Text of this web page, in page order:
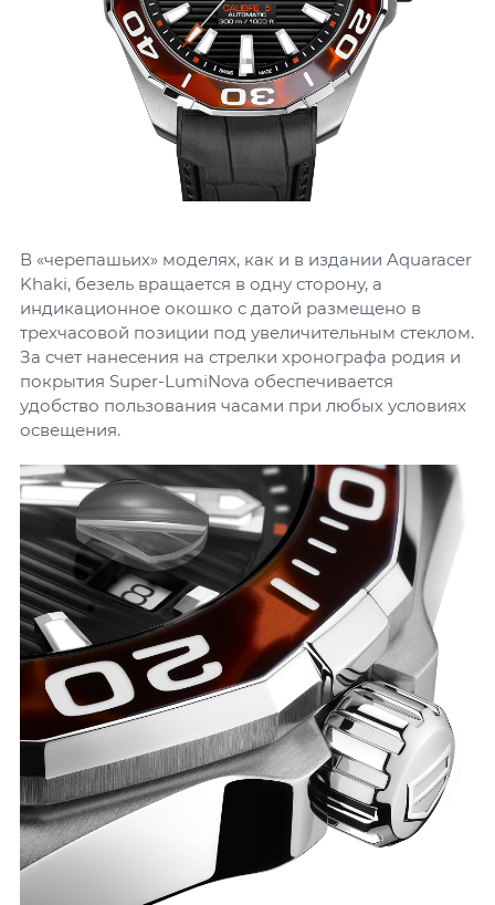
В «черепашьих» моделях, как и в издании Aquaracer
Khaki, безель вращается в одну сторону, а
индикационное окошко с датой размещено в
трехчасовой позиции под увеличительным стеклом.
За счет нанесения на стрелки хронографа родия и
покрытия Super-LumiNova обеспечивается
удобство пользования часами при любых условиях
освещения.